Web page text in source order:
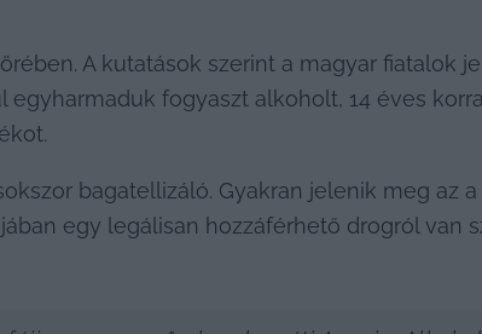
A kutatások szerint a magyar fiatalok
fogyaszt alkoholt, 14 éves
bagatellizáló. Gyakran jelenik meg az
egy legálisan hozzáférhető drogról van